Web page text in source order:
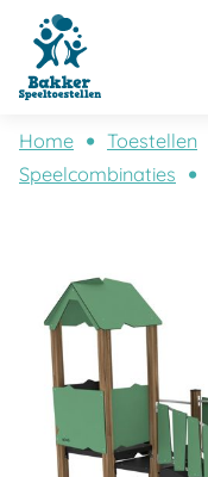
Home Toestellen
Speelcombinaties